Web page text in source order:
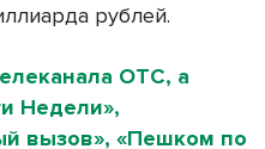
рублей.
ОТС, а
Недели»,
вызов», «Пешком по